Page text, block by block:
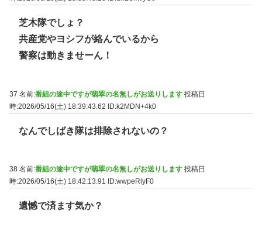
芝木隊でしょ？
共産党やヨシフが絡んでいるから
警察は動きませーん！
37 名前:番組の途中ですが翡翠の名無しがお送りします 投稿日
時:2026/05/16(土) 18:39:43.62 ID:k2MDN+4k0
なんでしばき隊は排除されないの？
38 名前:番組の途中ですが翡翠の名無しがお送りします 投稿日
時:2026/05/16(土) 18:42:13.91
ID:wwpeRlyF0
遺憾で済ます気か？